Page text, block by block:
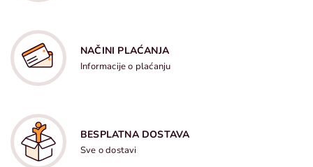
NAČINI PLAĆANJA
Informacije o plaćanju
BESPLATNA DOSTAVA
Sve o dostavi